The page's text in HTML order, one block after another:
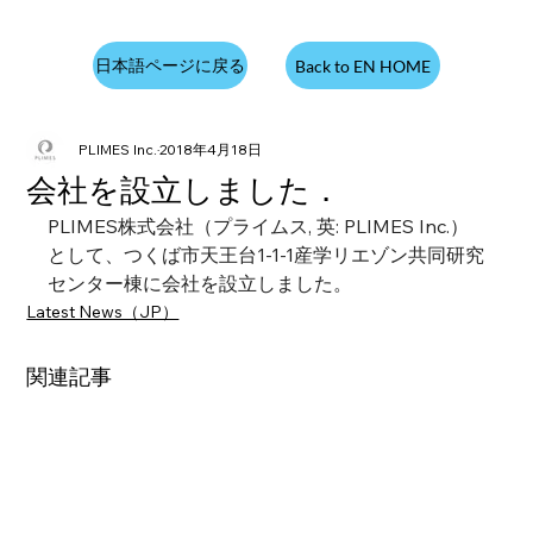
日本語ページに戻る Back to EN HOME
会社を設立しました．
PLIMES Inc.2018年4月18日
PLIMES株式会社（プライムス, 英: PLIMES Inc.）
として、つくば市天王台1-1-1産学リエゾン共同研究
センター棟に会社を設立しました。
Latest News（JP）
関連記事